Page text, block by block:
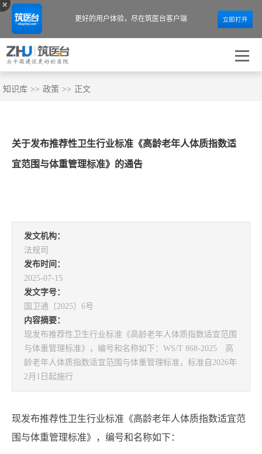
知识库 >> 政策 >> 正文
关于发布推荐性卫生行业标准《高龄老年人体质指数适
宜范围与体重管理标准》的通告
发文机构：
法规司
发布时间：
2025-07-15
发文字号：
国卫通〔2025〕6号
内容摘要：
现发布推荐性卫生行业标准《高龄老年人体质指数适宜范围
与体重管理标准》，编号和名称如下：WS/T 868-2025 高
龄老年人体质指数适宜范围与体重管理标准，标准自2026年
2月1日起施行
现发布推荐性卫生行业标准《高龄老年人体质指数适宜范
围与体重管理标准》，编号和名称如下：
更好的用户体验， 尽在筑医台客户端